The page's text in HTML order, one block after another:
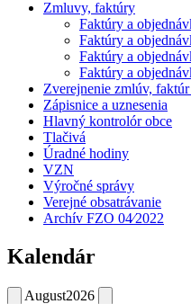
Zmluvy, faktúry
Faktúry a
Faktúry a
Faktúry a
Faktúry a
Zverejnenie zmlúv,
Zápisnice a uznesenia
Hlavný kontrolór obce
Tlačivá
Úradné hodiny
VZN
Výročné správy
Verejné obsatrávanie
Archív FZO 04⁄2022
Kalendár
August2026